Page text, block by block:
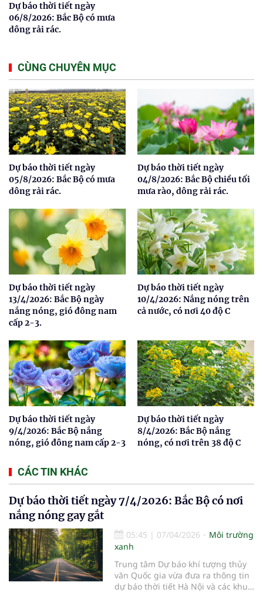
Dự báo thời tiết ngày
06/8/2026: Bắc Bộ có mưa
dông rải rác.
CÙNG CHUYÊN MỤC
Dự báo thời tiết ngày
05/8/2026: Bắc Bộ có mưa
dông rải rác.
Dự báo thời tiết ngày
04/8/2026: Bắc Bộ chiều tối
mưa rào, dông rải rác.
Dự báo thời tiết ngày
13/4/2026: Bắc Bộ ngày
nắng nóng, gió đông nam
cấp 2-3.
Dự báo thời tiết ngày
10/4/2026: Nắng nóng trên
cả nước, có nơi 40 độ C
Dự báo thời tiết ngày
9/4/2026: Bắc Bộ nắng
nóng, gió đông nam cấp 2-3
Dự báo thời tiết ngày
8/4/2026: Bắc Bộ nắng
nóng, có nơi trên 38 độ C
CÁC TIN KHÁC
Dự báo thời tiết ngày 7/4/2026: Bắc Bộ có nơi
nắng nóng gay gắt
05:45 | 07/04/2026
Môi trường
xanh
Trung tâm Dự báo khí tượng thủy
văn Quốc gia vừa đưa ra thông tin
dự báo thời tiết Hà Nội và các khu